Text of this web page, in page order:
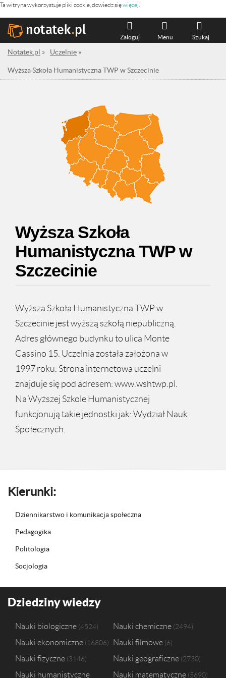
Ta witryna wykorzystuje pliki cookie, dowiedz sięwięcej
Szukaj
Menu
Zaloguj
Notatek.pl » Uczelnie »
Wyższa Szkoła Humanistyczna TWP w Szczecinie
Wyższa Szkoła
Humanistyczna TWP w
Szczecinie
Wyższa Szkoła Humanistyczna TWP w
Szczecinie jest wyższą szkołą niepubliczną.
Adres głównego budynku to ulica Monte
Cassino 15. Uczelnia została założona w
1997 roku. Strona internetowa uczelni
znajduje się pod adresem: www.wshtwp.pl.
Na Wyższej Szkole Humanistycznej
funkcjonują takie jednostki jak: Wydział Nauk
Społecznych.
Kierunki:
Dziennikarstwo i komunikacja społeczna
Pedagogika
Politologia
Socjologia
Dziedziny wiedzy
Nauki biologiczne 4524 Nauki chemiczne 2494
Nauki ekonomiczne 16806 Nauki filmowe 6
Nauki fizyczne 3146 Nauki geograficzne 2730
Nauki humanistyczne Nauki matematyczne 5690